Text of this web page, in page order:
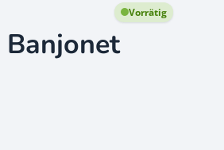
Vorrätig